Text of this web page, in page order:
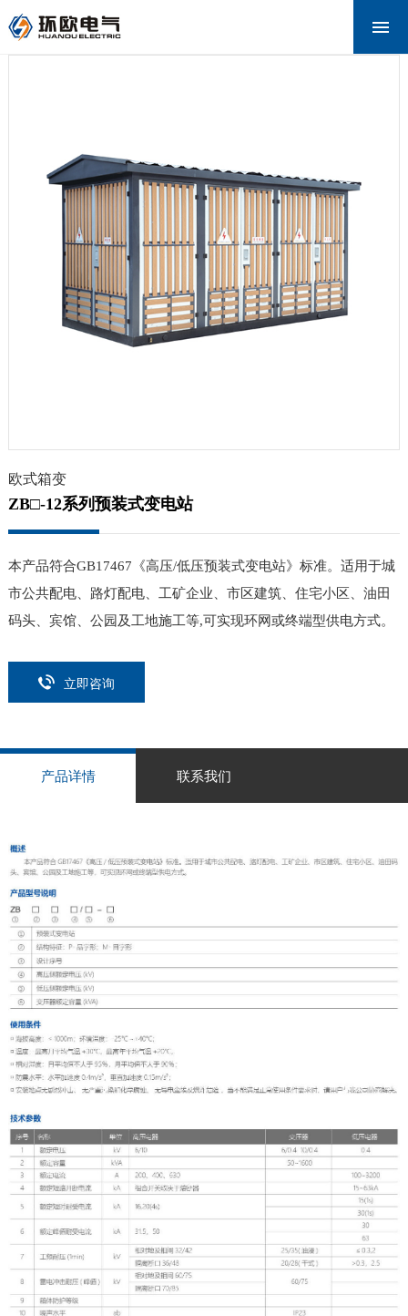
解决方案
联系我们
欧式箱变
ZB□-12系列预装式变电站
本产品符合GB17467《高压/低压预装式变电站》标准。适用于城
市公共配电、路灯配电、工矿企业、市区建筑、住宅小区、油田
码头、宾馆、公园及工地施工等,可实现环网或终端型供电方式。
立即咨询
产品详情 联系我们